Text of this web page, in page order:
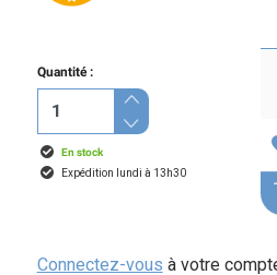
Quantité :
En stock
Expédition lundi à 13h30
Connectez-vous à votre